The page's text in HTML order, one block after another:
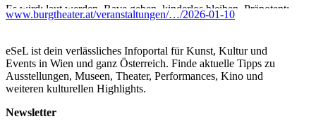
Es wird: laut werden, Rave geben, kinderlos bleiben. Präpotent:
Ich zu
Steinig
steile Geister werden ausgetrieben, unsteinig seichte Geister
eingetrieben. Ferner: Räucherungen, Orgeln, Gesänge.
Mit Reden von:
MC Erzengel Lola Frust MCCCXII, Hl. Sara Karimi, Hl.
www.burgtheater.at/veranstaltungen/…/2026-01-10
eSeL ist dein verlässliches Infoportal für Kunst, Kultur und
Events in Wien und ganz Österreich. Finde aktuelle Tipps zu
Ausstellungen, Museen, Theater, Performances, Kino und
weiteren kulturellen Highlights.
Newsletter